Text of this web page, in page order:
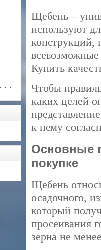
Щебень –
используют
конструкций,
Купить
Чтобы
каких целей
к нему
Основные
покупке
Щебень
осадочного,
который
просеивания
зерна не